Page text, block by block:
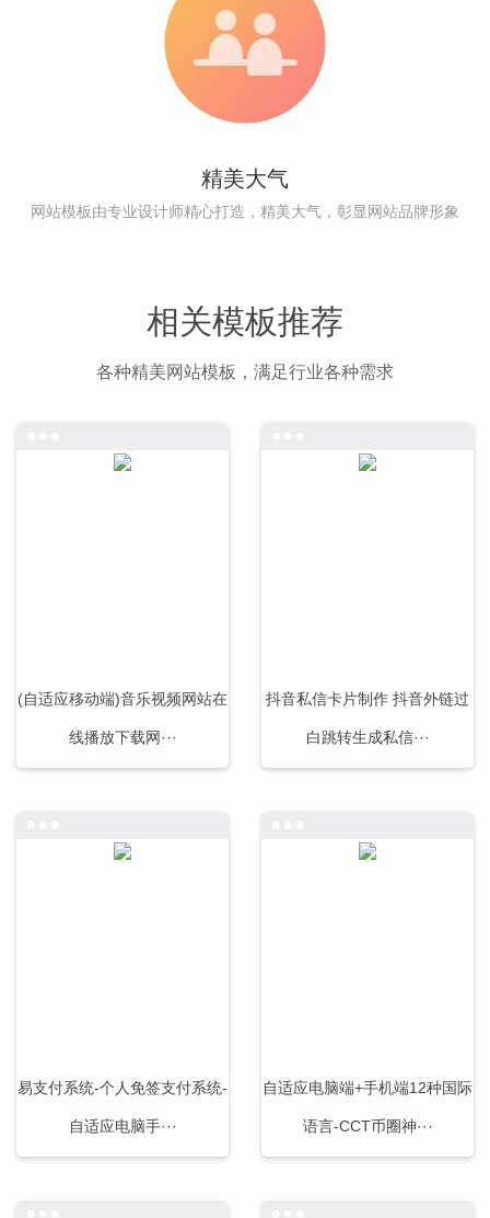
精美大气
网站模板由专业设计师精心打造，精美大气，彰显网站品牌形象
相关模板推荐
各种精美网站模板，满足行业各种需求
(自适应移动端)音乐视频网站在
线播放下载网···
抖音私信卡片制作 抖音外链过
白跳转生成私信···
易支付系统-个人免签支付系统-
自适应电脑手···
自适应电脑端+手机端12种国际
语言-CCT币圈神···